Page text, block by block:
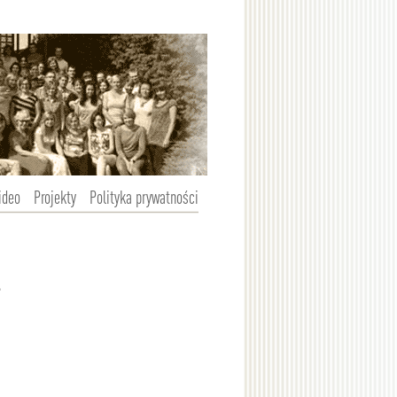
Projekty Polityka prywatności